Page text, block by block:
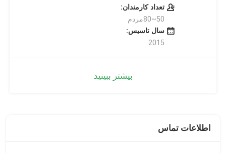
تعداد کارمندان:
50~80مردم
سال تاسیس:
2015
بیشتر ببینید
اطلاعات تماس